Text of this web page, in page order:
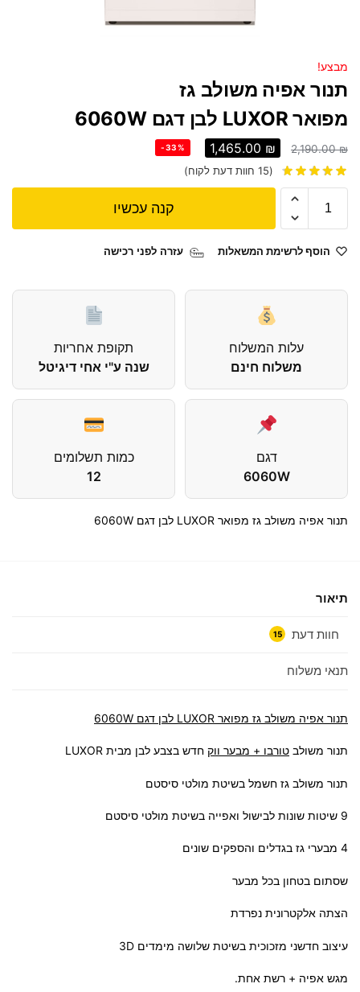
מבצע!
תנור אפיה משולב גז
מפואר LUXOR לבן דגם 6060W
2,190.00₪
1,465.00 ₪
-33%
(
15 חוות דעת לקוח)
קנה עכשיו
הוסף לרשימת המשאלות עזרה לפני רכישה
עלות המשלוח
משלוח חינם
תקופת אחריות
שנה ע"י אחי דיגיטל
דגם
6060W
כמות תשלומים
12
תנור אפיה משולב גז מפואר LUXOR לבן דגם 6060W
תיאור
חוות דעת 15
תנאי משלוח
תנור אפיה משולב גז מפואר LUXOR לבן דגם 6060W
תנור משולב טורבו + מבער ווק חדש בצבע לבן מבית LUXOR
תנור משולב גז חשמל בשיטת מולטי סיסטם
9 שיטות שונות לבישול ואפייה בשיטת מולטי סיסטם
4 מבערי גז בגדלים והספקים שונים
שסתום בטחון בכל מבער
הצתה אלקטרונית נפרדת
עיצוב חדשני מזכוכית בשיטת שלושה מימדים 3D
מגש אפיה + רשת אחת.